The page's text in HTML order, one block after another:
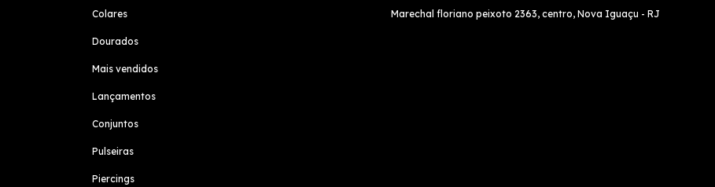
Colares
Dourados
Mais vendidos
Lançamentos
Conjuntos
Pulseiras
Piercings
Marechal floriano peixoto 2363, centro, Nova Iguaçu - RJ